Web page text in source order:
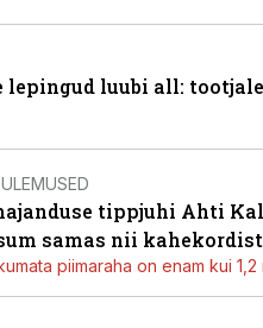
lepingud luubi all:
tippjuhi Ahti
samas nii
piimaraha on enam kui